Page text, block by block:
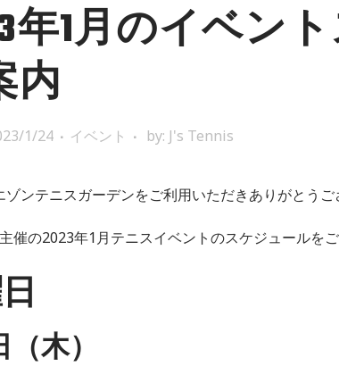
年1月のイベン
内
1/24 イベント by: J's Tennis
ゾンテニスガーデンをご利用いただきありがとうご
催の2023年1月テニスイベントのスケジュールをご
（木）